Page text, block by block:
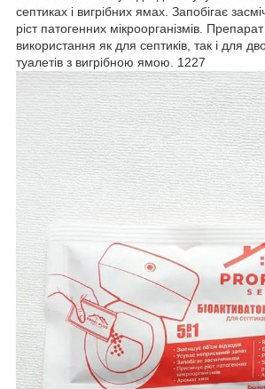
септиках і вигрібних ямах. Запобігає
ріст патогенних мікроорганізмів.
використання як для септиків, так і для
туалетів з вигрібною ямою. 1227